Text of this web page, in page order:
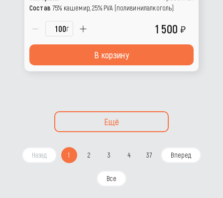
Состав 75% кашемир, 25% РVА (поливинилалкоголь)
г 1 500
В корзину
Ещё
Назад 1 2 3 4 37 Вперед
Все